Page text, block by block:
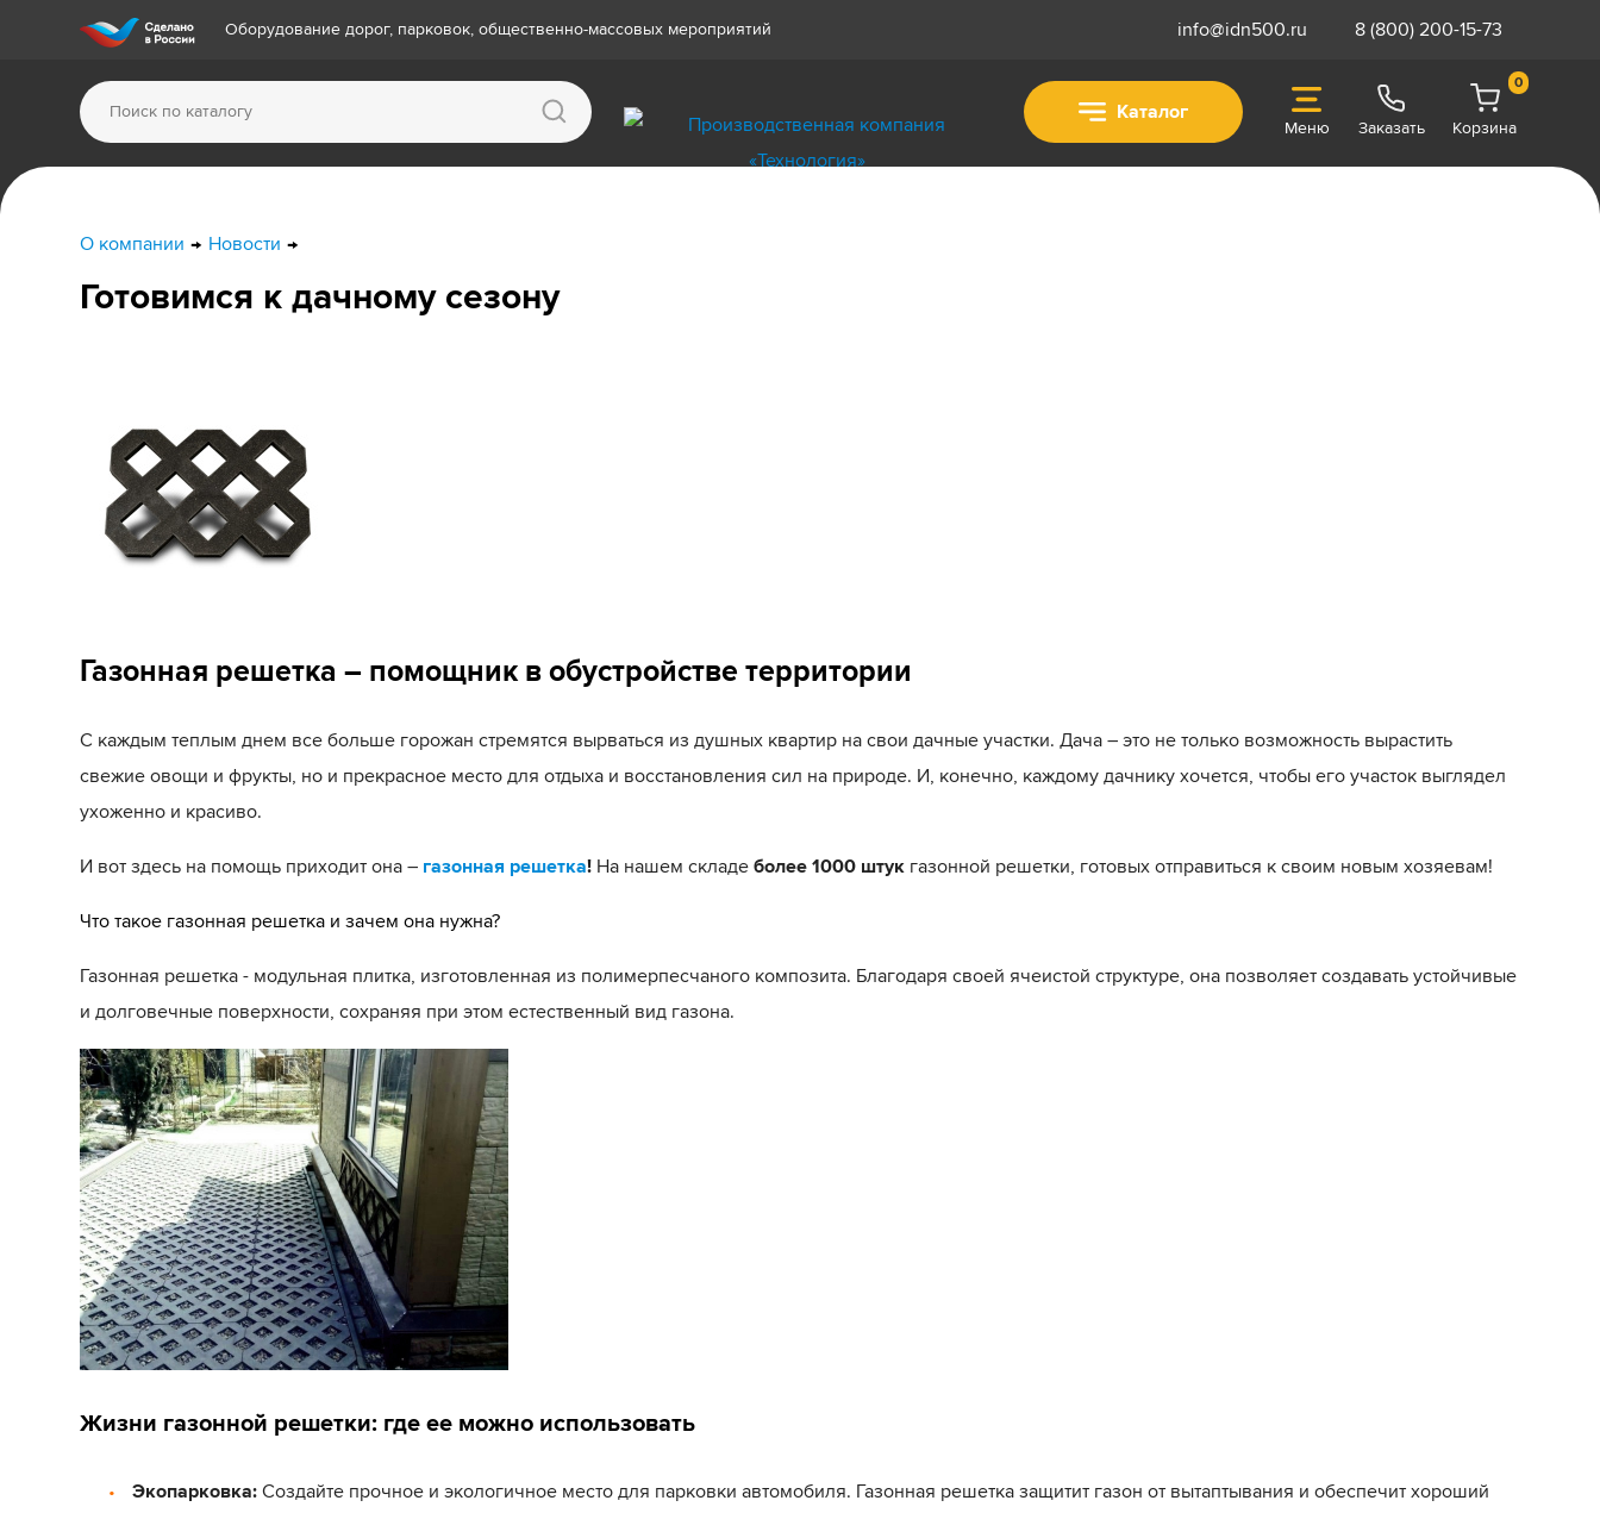
Оборудование дорог, парковок, общественно-массовых мероприятий info@idn500.ru 8 (800) 200-15-73
Каталог
Меню Заказать
0
Корзина
О компании Новости
Готовимся к дачному сезону
Газонная решетка – помощник в обустройстве территории
С каждым теплым днем все больше горожан стремятся вырваться из душных квартир на свои дачные участки. Дача – это не только возможность вырастить
свежие овощи и фрукты, но и прекрасное место для отдыха и восстановления сил на природе. И, конечно, каждому дачнику хочется, чтобы его участок выглядел
ухоженно и красиво.
И вот здесь на помощь приходит она – газонная решетка! На нашем складе более 1000 штук газонной решетки, готовых отправиться к своим новым хозяевам!
Что такое газонная решетка и зачем она нужна?
Газонная решетка - модульная плитка, изготовленная из полимерпесчаного композита. Благодаря своей ячеистой структуре, она позволяет создавать устойчивые
и долговечные поверхности, сохраняя при этом естественный вид газона.
Жизни газонной решетки: где ее можно использовать
Экопарковка: Создайте прочное и экологичное место для парковки автомобиля. Газонная решетка защитит газон от вытаптывания и обеспечит хороший